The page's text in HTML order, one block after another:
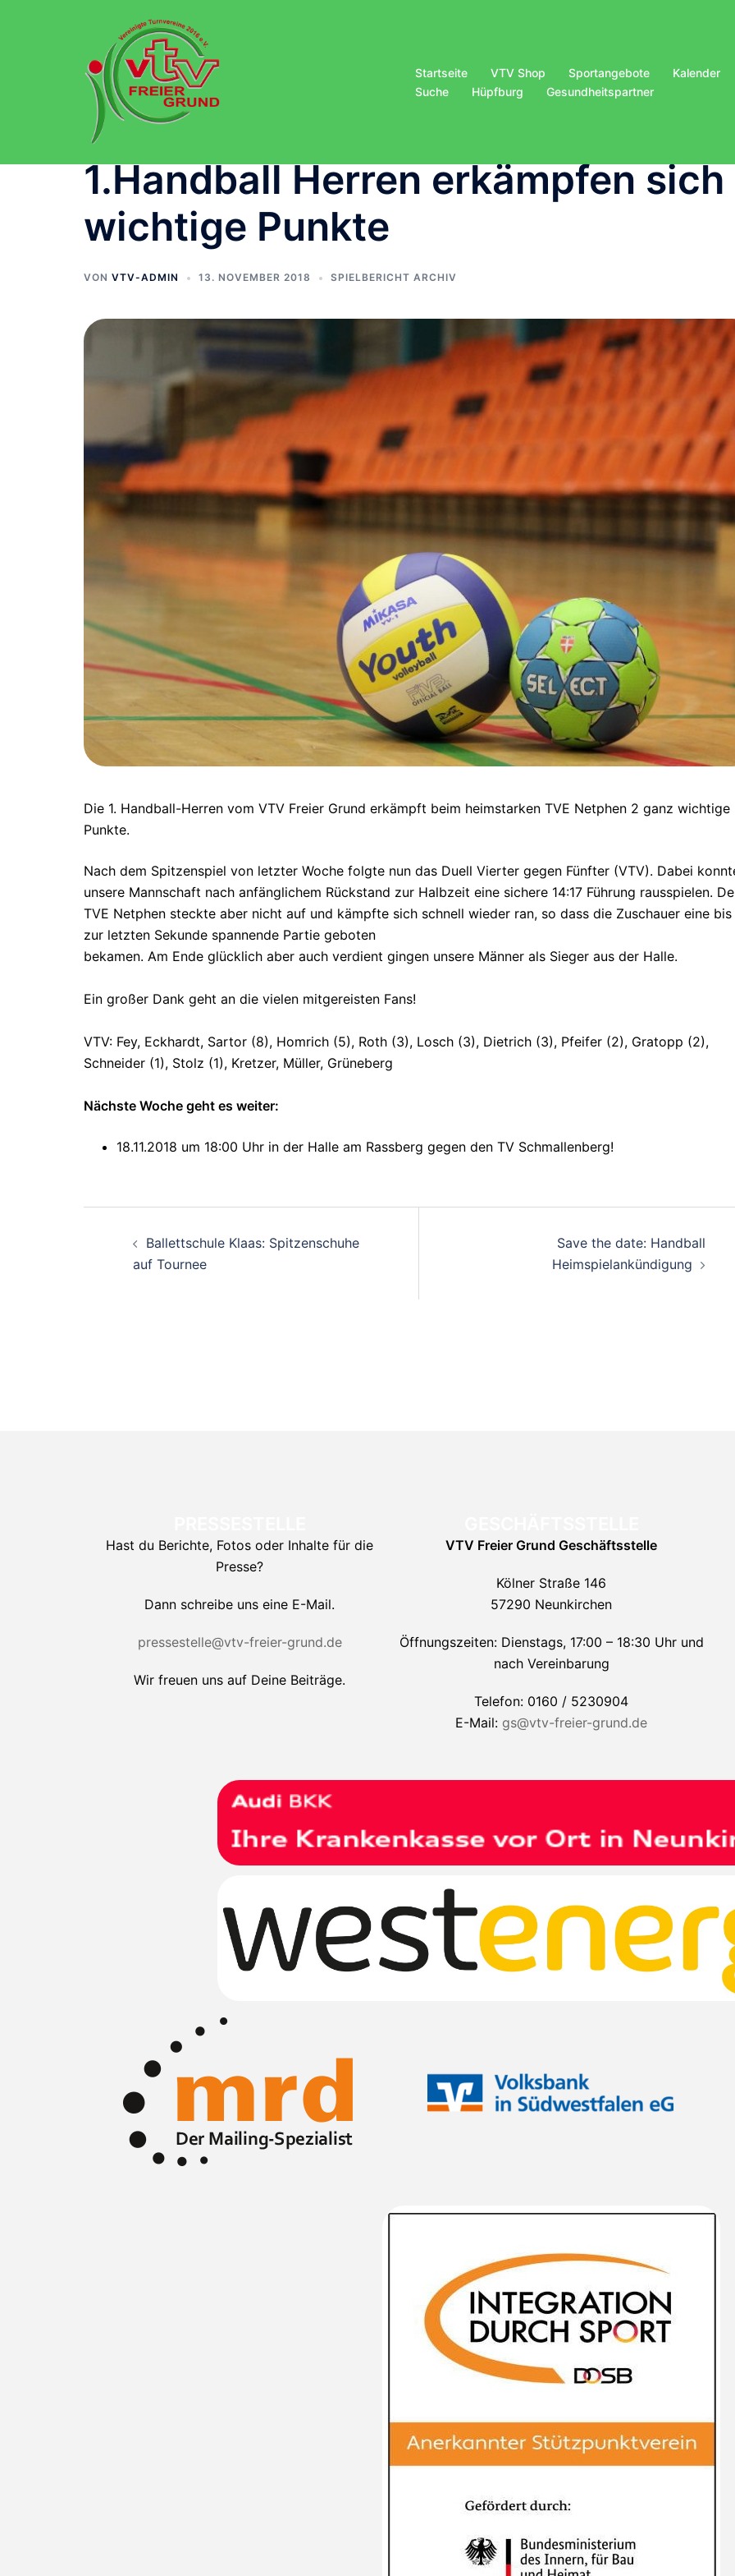
Startseite VTV Shop Sportangebote
Kalender
Suche
Hüpfburg Gesundheitspartner
1.Handball Herren erkämpfen sich
wichtige Punkte
VON VTV-ADMIN 13. NOVEMBER 2018 SPIELBERICHT ARCHIV
Die 1. Handball-Herren vom VTV Freier Grund erkämpft beim heimstarken TVE Netphen 2 ganz wichtige
Punkte.
Nach dem Spitzenspiel von letzter Woche folgte nun das Duell Vierter gegen Fünfter (VTV). Dabei
unsere Mannschaft nach anfänglichem Rückstand zur Halbzeit eine sichere 14:17 Führung rausspielen.
TVE Netphen steckte aber nicht auf und kämpfte sich schnell wieder ran, so dass die Zuschauer eine bis
zur letzten Sekunde spannende Partie geboten
bekamen. Am Ende glücklich aber auch verdient gingen unsere Männer als Sieger aus der Halle.
Ein großer Dank geht an die vielen mitgereisten Fans!
VTV: Fey, Eckhardt, Sartor (8), Homrich (5), Roth (3), Losch (3), Dietrich (3), Pfeifer (2), Gratopp (2),
Schneider (1), Stolz (1), Kretzer, Müller, Grüneberg
Nächste Woche geht es weiter:
18.11.2018 um 18:00 Uhr in der Halle am Rassberg gegen den TV Schmallenberg!
Ballettschule Klaas: Spitzenschuhe
auf Tournee
Save the date: Handball
Heimspielankündigung
Hast du Berichte, Fotos oder Inhalte für die
Presse?
Dann schreibe uns eine E-Mail.
pressestelle@vtv-freier-grund.de
Wir freuen uns auf Deine Beiträge.
VTV Freier Grund Geschäftsstelle
Kölner Straße 146
57290 Neunkirchen
Öffnungszeiten: Dienstags, 17:00 – 18:30 Uhr und
nach Vereinbarung
Telefon: 0160 / 5230904
E-Mail: gs@vtv-freier-grund.de